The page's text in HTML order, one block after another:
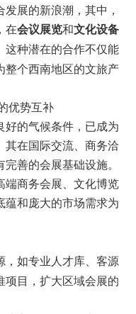
展的新浪潮，其中，
，在会议展览和文化设备
这种潜在的合作不仅能
整个西南地区的文旅产
优势互补
好的气候条件，已成为
其在国际交流、商务洽
善的会展基础设施。
端商务会展、文化博览
蕴和庞大的市场需求为
，如专业人才库、客源
项目，扩大区域会展的